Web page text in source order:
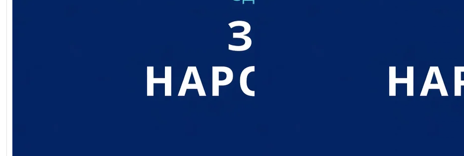
Листопад 2021
Жовтень 2021